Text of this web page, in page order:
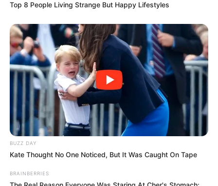
Quinté+
Top 8 People Living Strange But Happy Lifestyles
BUZZ DAY
Kate Thought No One Noticed, But It Was Caught On Tape
BRAINBERRIES